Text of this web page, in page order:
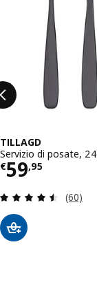
TILLAGD
Servizio di posate,
€59,95
Prezzo €
(60)